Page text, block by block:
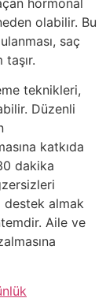
olabilir. Bu
saç
taşır.
teknikleri,
Düzenli
katkıda
dakika
destek almak
Aile ve